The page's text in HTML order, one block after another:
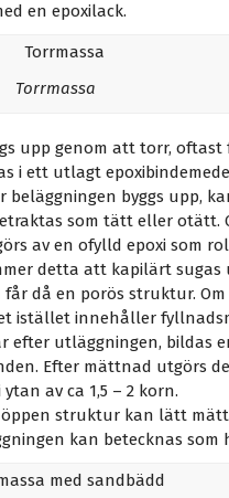
en epoxilack.
Torrmassa
upp genom att torr, oftast
i ett utlagt
beläggningen byggs upp,
som tätt eller otätt.
av en ofylld epoxi som
detta att kapilärt sugas
får då en porös struktur. Om
istället innehåller
efter utläggningen, bildas
Efter mättnad utgörs
av ca 1,5 – 2 korn.
struktur kan lätt
kan betecknas som